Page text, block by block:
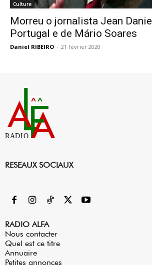
Culture
Morreu o jornalista Jean
Portugal e de Mário Soares
Daniel RIBEIRO - 21 février 2020
RADIO
RESEAUX SOCIAUX
RADIO ALFA
Nous contacter
Quel est ce titre
Annuaire
Petites annonces